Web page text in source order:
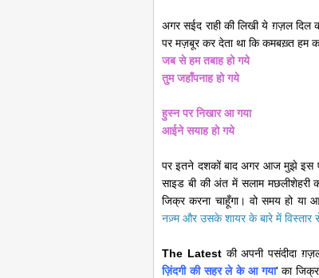
अगर सईद राही की लिखी ये ग़ज़ल दिल
पर मज़बूर कर देता था कि कमबख़्त हम
जब से हम तबाह हो गये
तुम जहाँपनाह हो गये
हुस्न पर निखार आ गया
आईने सयाह हो गये
पर इतने दशकों बाद अगर आज मुझे इस
साइड बी की अंत में सलाम मछलीशेहरी
जिक्र करना चाहूँगा। वो समय हो या
नज़्म और उसके शायर के बारे में
The Latestकी अपनी पसंदीदा
ज़िंदगी की सहर ले के आ गया' का